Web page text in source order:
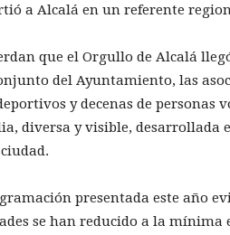
a Alcalá en un referente
que el Orgullo de Alcalá
del Ayuntamiento, las
y decenas de
diversa y visible, desarrollada
presentada este año
se han reducido a la mínima